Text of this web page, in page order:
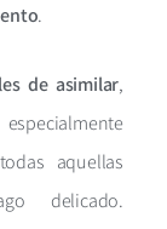
.
de asimilar,
aquellas
delicado.